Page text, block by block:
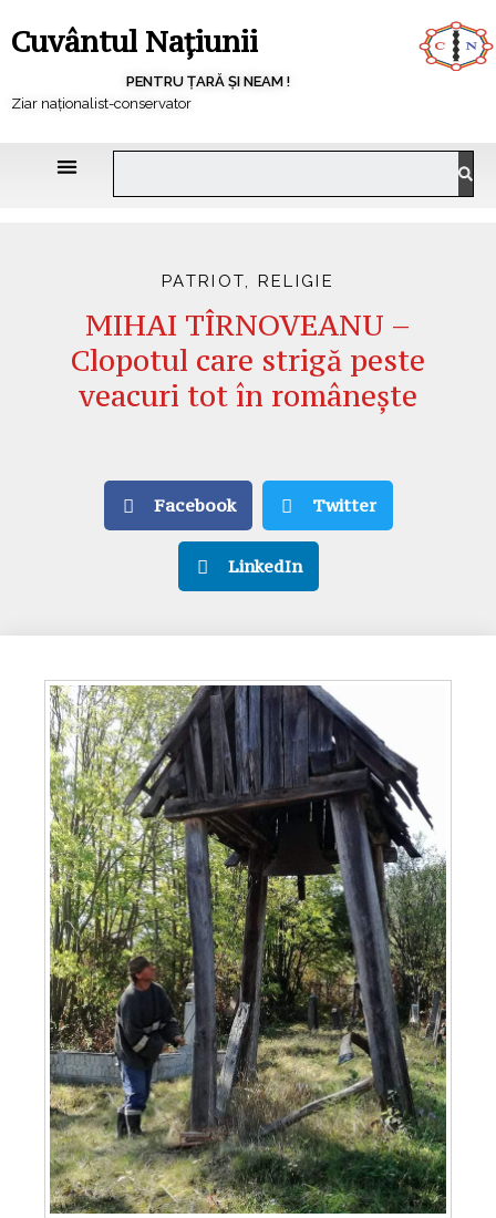
Cuvântul Națiunii
PENTRU ȚARĂ ȘI NEAM !
Ziar naționalist-conservator
PATRIOT, RELIGIE
MIHAI TÎRNOVEANU –
Clopotul care strigă peste
veacuri tot în românește
Facebook Twitter
LinkedIn